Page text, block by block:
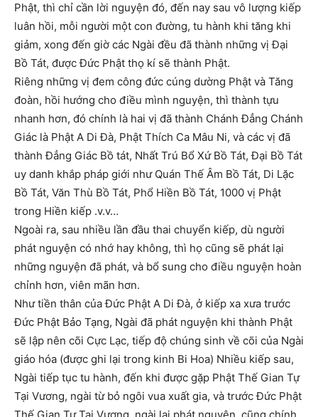
Phật, thì chỉ cần lời nguyện đó, đến nay sau vô lượng kiếp
luân hồi, mỗi người một con đường, tu hành khi tăng khi
giảm, xong đến giờ các Ngài đều đã thành những vị Đại
Bồ Tát, được Đức Phật thọ kí sẽ thành Phật.
Riêng những vị đem công đức cúng dường Phật và Tăng
đoàn, hồi hướng cho điều mình nguyện, thì thành tựu
nhanh hơn, đó chính là hai vị đã thành Chánh Đẳng Chánh
Giác là Phật A Di Đà, Phật Thích Ca Mâu Ni, và các vị đã
thành Đẳng Giác Bồ tát, Nhất Trú Bổ Xứ Bồ Tát, Đại Bồ Tát
uy danh khắp pháp giới như Quán Thế Âm Bồ Tát, Di Lặc
Bồ Tát, Văn Thù Bồ Tát, Phổ Hiền Bồ Tát, 1000 vị Phật
trong Hiền kiếp .v.v…
Ngoài ra, sau nhiều lần đầu thai chuyển kiếp, dù người
phát nguyện có nhớ hay không, thì họ cũng sẽ phát lại
những nguyện đã phát, và bổ sung cho điều nguyện hoàn
chỉnh hơn, viên mãn hơn.
Như tiền thân của Đức Phật A Di Đà, ở kiếp xa xưa trước
Đức Phật Bảo Tạng, Ngài đã phát nguyện khi thành Phật
sẽ lập nên cõi Cực Lạc, tiếp độ chúng sinh về cõi của Ngài
giáo hóa (được ghi lại trong kinh Bi Hoa) Nhiều kiếp sau,
Ngài tiếp tục tu hành, đến khi được gặp Phật Thế Gian Tự
Tại Vương, ngài từ bỏ ngôi vua xuất gia, và trước Đức Phật